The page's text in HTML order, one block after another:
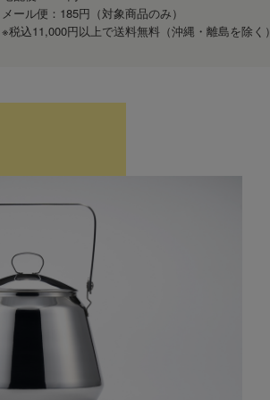
メール便：185円（対象商品のみ）
※税込11,000円以上で送料無料（沖縄・離島を除く）